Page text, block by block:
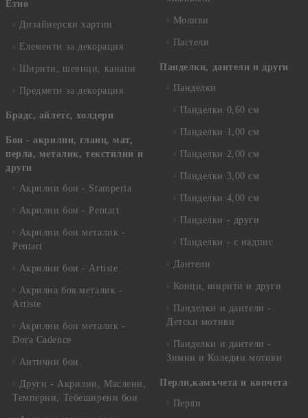
Етно
Дизайнерски хартии
Елементи за декорация
Ширити, шевици, канапи
Предмети за декорация
Брадс, айлетс, холдери
Бои - акрилни, гланц, мат,
перла, металик, текстилни и
други
Акрилни бои - Stamperia
Акрилни бои - Pentart
Акрилни бои металик -
Pentart
Акрилни бои - Artiste
Акрилна боя металик -
Artiste
Акрилни бои металик -
Dora Cadence
Антични бои
Други - Акрилни, Маслени,
Темперни, Тебеширени бои
Моливи
Пастели
Панделки, дантели и други
Панделки
Панделки 0,60 см
Панделки 1,00 см
Панделки 2,00 см
Панделки 3,00 см
Панделки 4,00 см
Панделки - други
Панделки - с надпис
Дантели
Конци, ширити и други
Панделки и дантели -
Детски мотиви
Панделки и дантели -
Зимни и Коледни мотиви
Перли,камъчета и копчета
Перли